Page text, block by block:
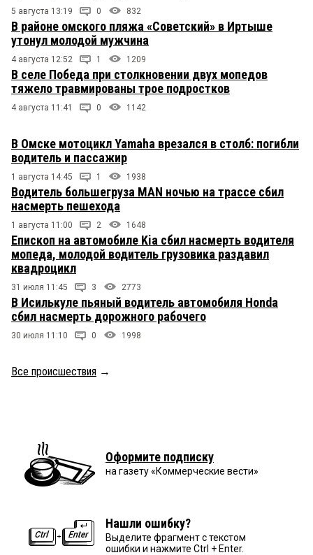
5 августа 13:19 0 832
В районе омского пляжа «Советский» в Иртыше
утонул молодой мужчина
4 августа 12:52 1 1209
В селе Победа при столкновении двух мопедов
тяжело травмированы трое подростков
4 августа 11:41 0 1142
В Омске мотоцикл Yamaha врезался в столб: погибли
водитель и пассажир
1 августа 14:45 1 1938
Водитель большегруза MAN ночью на трассе сбил
насмерть пешехода
1 августа 11:00 2 1648
Епископ на автомобиле Kia сбил насмерть водителя
мопеда, молодой водитель грузовика раздавил
квадроцикл
31 июля 11:45 3 2773
В Исилькуле пьяный водитель автомобиля Honda
сбил насмерть дорожного рабочего
30 июля 11:10 0 1998
Все происшествия →
Оформите подписку
на газету «Коммерческие вести»
Нашли ошибку?
Выделите фрагмент с текстом
ошибки и нажмите Ctrl + Enter.